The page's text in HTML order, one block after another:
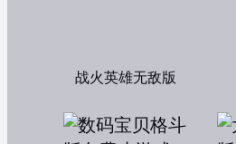
战火英雄无敌版